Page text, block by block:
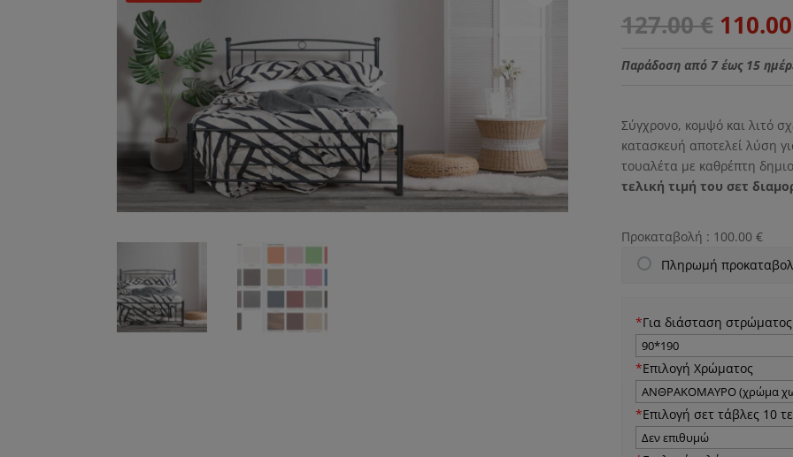
127.00€
price
was:
110.00
Παράδοση από 7 έως 15
Σύγχρονο, κομψό και λιτό
κατασκευή αποτελεί λύση
τουαλέτα με καθρέπτη
τελική τιμή του σετ
Προκαταβολή : 100.00 €
Πληρωμή
*Για διάσταση
*Επιλογή Χρώματος
*Επιλογή σετ τάβλες 10